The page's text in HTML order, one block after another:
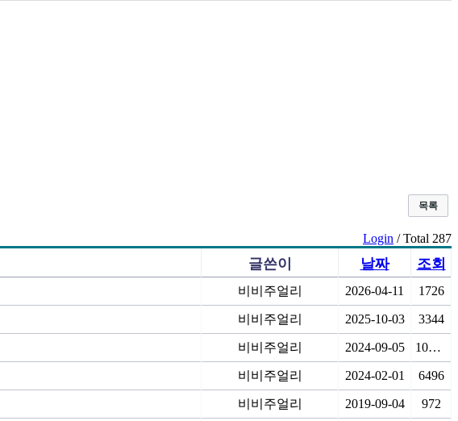
목록
Login / Total 287
글쓴이 날짜 조회
비비주얼리 2026-04-11 1726
비비주얼리 2025-10-03 3344
비비주얼리 2024-09-05 10457
비비주얼리 2024-02-01 6496
비비주얼리 2019-09-04 972